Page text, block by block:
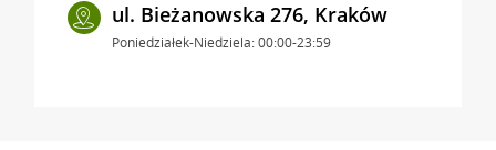
ul. Bieżanowska 276, Kraków
Poniedziałek-Niedziela: 00:00-23:59